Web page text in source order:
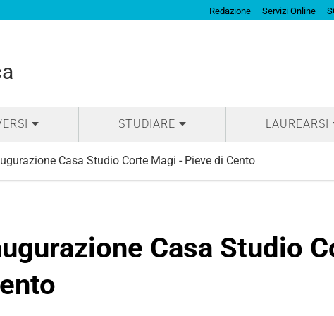
Redazione Servizi Online
STUDIARE LAUREARSI
Casa Studio Corte Magi - Pieve di Cento
Casa Studio